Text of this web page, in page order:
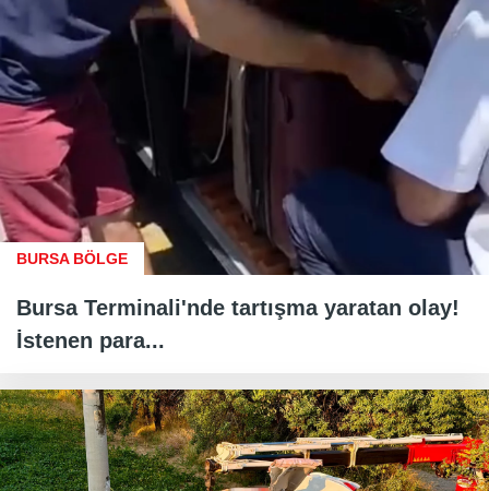
BURSA BÖLGE
Bursa Terminali'nde tartışma yaratan olay!
İstenen para...